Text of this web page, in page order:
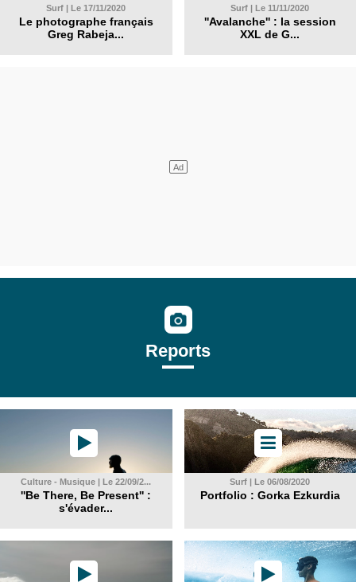
Surf | Le 17/11/2020
Le photographe français
Greg Rabeja...
Surf | Le 11/11/2020
''Avalanche'' : la session
XXL de G...
Reports
Culture - Musique | Le 22/09/2...
''Be There, Be Present'' :
s'évader...
Surf | Le 06/08/2020
Portfolio : Gorka Ezkurdia